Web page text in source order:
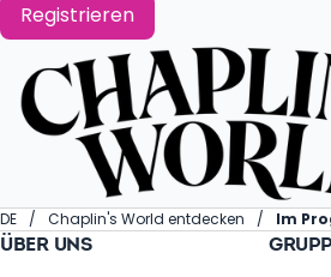
Registrieren
DE Chaplin's World entdecken Im
ÜBER UNS